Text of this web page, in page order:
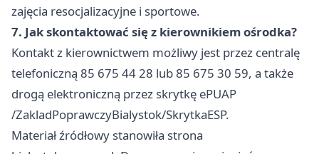
zajęcia resocjalizacyjne i sportowe.
7. Jak skontaktować się z kierownikiem ośrodka?
Kontakt z kierownictwem możliwy jest przez centralę
telefoniczną 85 675 44 28 lub 85 675 30 59, a także
drogą elektroniczną przez skrytkę ePUAP
/ZakladPoprawczyBialystok/SkrytkaESP.
Materiał źródłowy stanowiła strona